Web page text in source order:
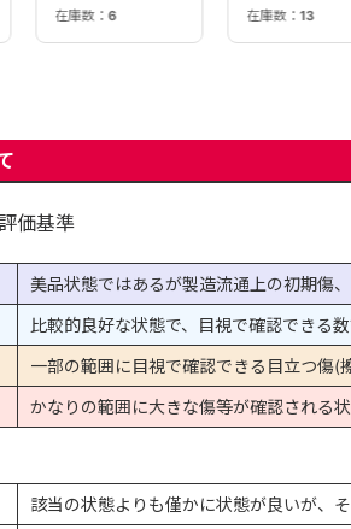
在庫数：6 在庫数：13
価基準
美品状態ではあるが製造流通上の初期傷
比較的良好な状態で、目視で確認できる
一部の範囲に目視で確認できる目立つ傷(
かなりの範囲に大きな傷等が確認される状
該当の状態よりも僅かに状態が良いが、